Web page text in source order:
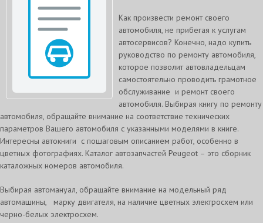
Как произвести ремонт своего
автомобиля, не прибегая к услугам
автосервисов? Конечно, надо купить
руководство по ремонту автомобиля,
которое позволит автовладельцам
самостоятельно проводить грамотное
обслуживание и ремонт своего
автомобиля. Выбирая книгу по ремонту
автомобиля, обращайте внимание на соответствие технических
параметров Вашего автомобиля с указанными моделями в книге.
Интересны автокниги с пошаговым описанием работ, особенно в
цветных фотографиях. Каталог автозапчастей Peugeot – это сборник
каталожных номеров автомобиля.
Выбирая автомануал, обращайте внимание на модельный ряд
автомашины, марку двигателя, на наличие цветных электросхем или
черно-белых электросхем.